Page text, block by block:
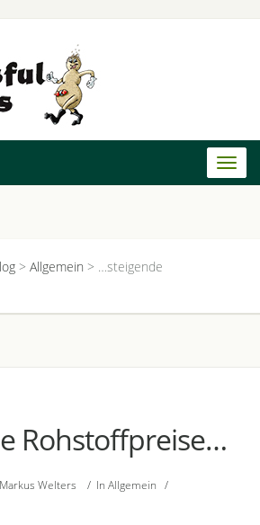
> Allgemein > …steigende
Rohstoffpreise…
Markus Welters / In Allgemein /